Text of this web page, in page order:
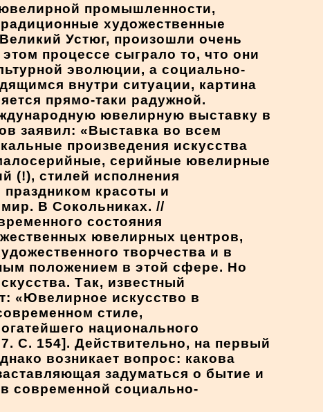
промышленности,
художественные
Устюг, произошли очень
процессе сыграло то, что они
эволюции, а социально-
внутри ситуации, картина
прямо-таки радужной.
ювелирную выставку в
заявил: «Выставка во всем
произведения искусства
серийные ювелирные
(!), стилей исполнения
красоты и
В Сокольниках. //
состояния
ювелирных центров,
творчества и в
положением в этой сфере. Но
Так, известный
«Ювелирное искусство в
стиле,
национального
С. 154]. Действительно, на первый
возникает вопрос: какова
задуматься о бытие и
современной социально-